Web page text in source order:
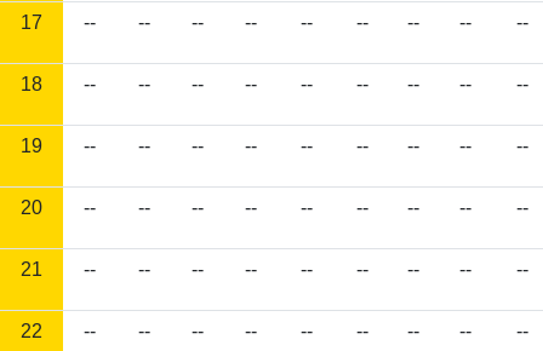
17 -- -- -- -- -- -- -- -- --
18 -- -- -- -- -- -- -- -- --
19 -- -- -- -- -- -- -- -- --
20 -- -- -- -- -- -- -- -- --
21 -- -- -- -- -- -- -- -- --
22 -- -- -- -- -- -- -- -- --